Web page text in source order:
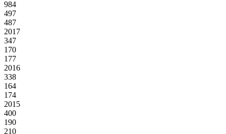
984
497
487
2017
347
170
177
2016
338
164
174
2015
400
190
210